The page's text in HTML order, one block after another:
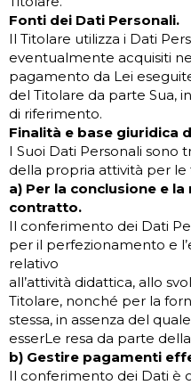
Fonti dei Dati Personali.
Il Titolare utilizza i Dati
eventualmente acquisiti
pagamento da Lei
del Titolare da parte Sua,
di riferimento.
Finalità e base giuridica
I Suoi Dati Personali sono
della propria attività per
a) Per la conclusione e
contratto.
Il conferimento dei Dati
per il perfezionamento e
relativo
all’attività didattica, allo
Titolare, nonché per la
stessa, in assenza del
esserLe resa da parte della
b) Gestire pagamenti
Il conferimento dei Dati è